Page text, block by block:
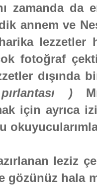
zamanda
annem ve
lezzetler
fotoğraf
dışında
pırlantası )
için ayrıca
leziz
gözünüz hala